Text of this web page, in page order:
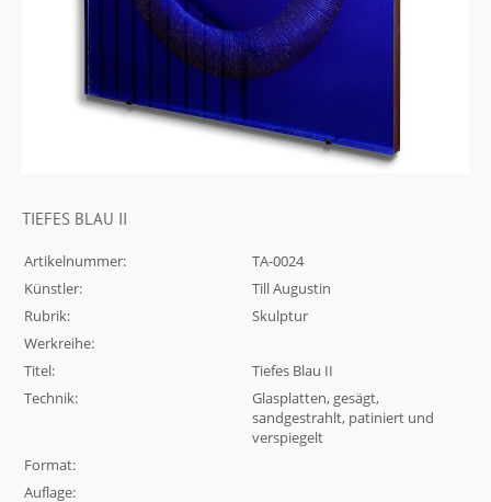
TIEFES BLAU II
Artikelnummer:
TA-0024
Künstler:
Till Augustin
Rubrik:
Skulptur
Werkreihe:
Titel:
Tiefes Blau II
Technik:
Glasplatten, gesägt,
sandgestrahlt, patiniert und
verspiegelt
Format:
Auflage: